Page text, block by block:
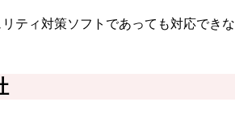
ィ対策ソフトであっても対応でき